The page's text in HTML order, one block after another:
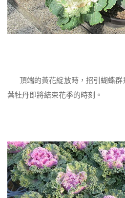
頂端的黃花綻放時，招引蝴蝶群
葉牡丹即將結束花季的時刻。